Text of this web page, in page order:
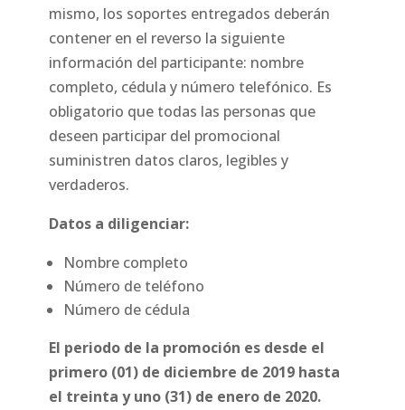
mismo, los soportes entregados deberán
contener en el reverso la siguiente
información del participante: nombre
completo, cédula y número telefónico. Es
obligatorio que todas las personas que
deseen participar del promocional
suministren datos claros, legibles y
verdaderos.
Datos a diligenciar:
Nombre completo
Número de teléfono
Número de cédula
El periodo de la promoción es desde el
primero (01) de diciembre de 2019 hasta
el treinta y uno (31) de enero de 2020.